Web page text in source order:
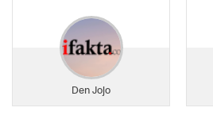
Den Jojo